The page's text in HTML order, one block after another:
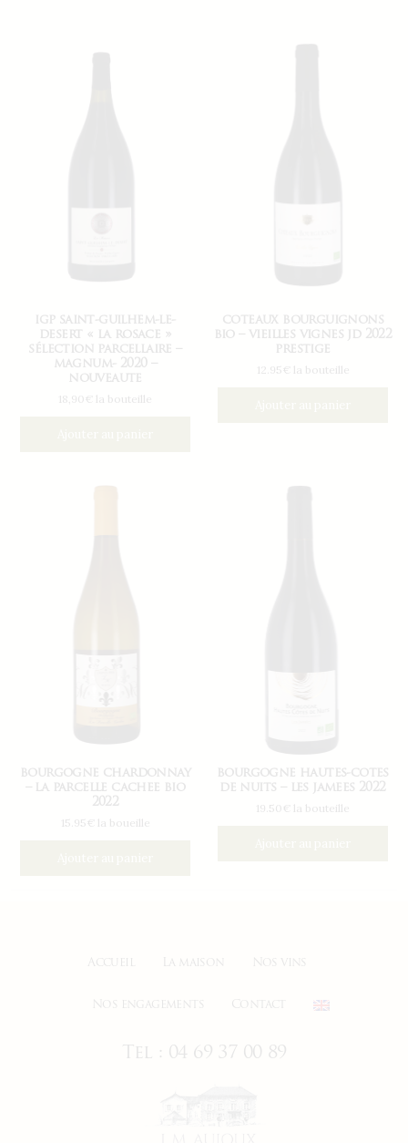
igp saint-guilhem-le-
desert « la rosace »
sélection parcellaire –
magnum- 2020 –
nouveaute
18,90€ la bouteille
coteaux bourguignons
bio – vieilles vignes jd 2022
prestige
12.95€ la bouteille
bourgogne chardonnay
– la parcelle cachee bio
2022
15.95€ la boueille
bourgogne hautes-cotes
de nuits – les jamees 2022
19.50€ la bouteille
Accueil La maison Nos vins
Nos engagements Contact
Tel : 04 69 37 00 89